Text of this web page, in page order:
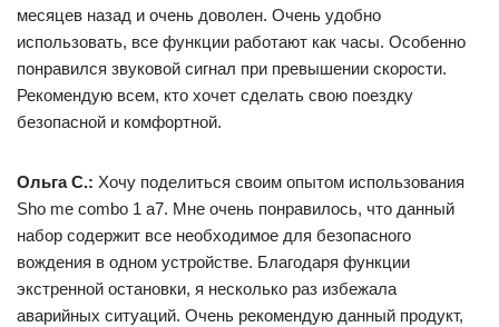
месяцев назад и очень доволен. Очень удобно
использовать, все функции работают как часы. Особенно
понравился звуковой сигнал при превышении скорости.
Рекомендую всем, кто хочет сделать свою поездку
безопасной и комфортной.
Ольга С.: Хочу поделиться своим опытом использования
Sho me combo 1 а7. Мне очень понравилось, что данный
набор содержит все необходимое для безопасного
вождения в одном устройстве. Благодаря функции
экстренной остановки, я несколько раз избежала
аварийных ситуаций. Очень рекомендую данный продукт,